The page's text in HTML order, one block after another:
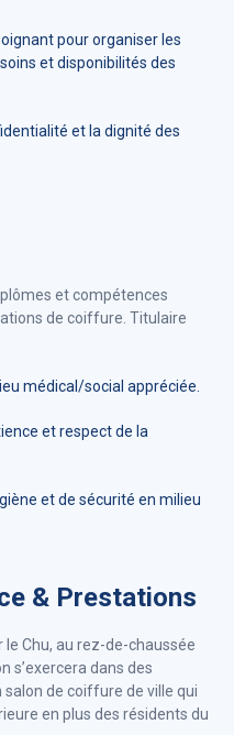
pour organiser les
et disponibilités des
et la dignité des
et compétences
de coiffure. Titulaire
médical/social appréciée.
et respect de la
et de sécurité en milieu
& Prestations
le Chu, au rez-de-chaussée
s’exercera dans des
salon de coiffure de ville qui
en plus des résidents du